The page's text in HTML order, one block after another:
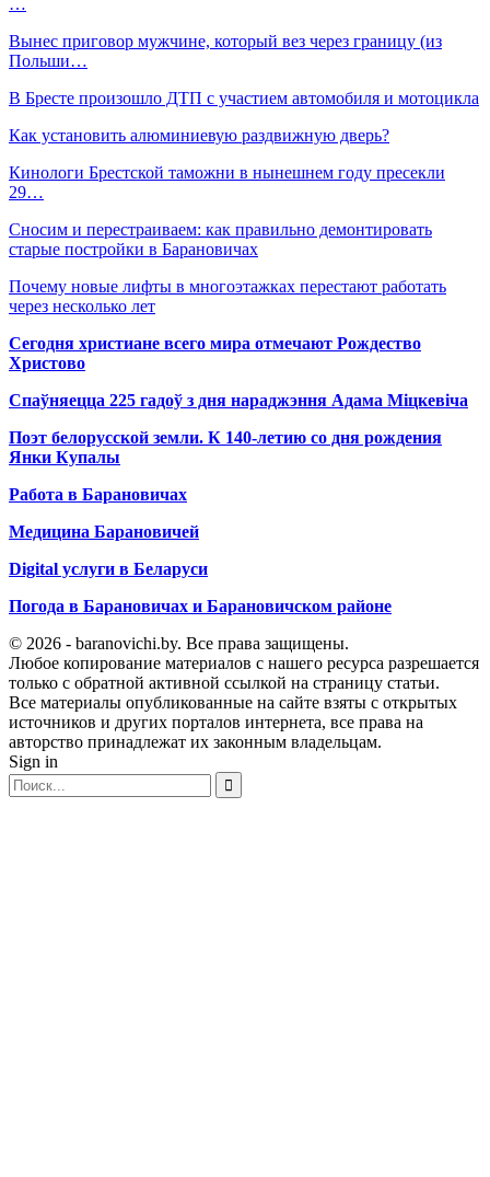
…
Вынес приговор мужчине, который вез через границу (из
Польши…
В Бресте произошло ДТП с участием автомобиля и мотоцикла
Как установить алюминиевую раздвижную дверь?
Кинологи Брестской таможни в нынешнем году пресекли
29…
Сносим и перестраиваем: как правильно демонтировать
старые постройки в Барановичах
Почему новые лифты в многоэтажках перестают работать
через несколько лет
Сегодня христиане всего мира отмечают Рождество
Христово
Спаўняецца 225 гадоў з дня нараджэння Адама Міцкевіча
Поэт белорусской земли. К 140-летию со дня рождения
Янки Купалы
Работа в Барановичах
Медицина Барановичей
Digital услуги в Беларуси
Погода в Барановичах и Барановичском районе
© 2026 - baranovichi.by. Все права защищены.
Любое копирование материалов с нашего ресурса разрешается
только с обратной активной ссылкой на страницу статьи.
Все материалы опубликованные на сайте взяты с открытых
источников и других порталов интернета, все права на
авторство принадлежат их законным владельцам.
Sign in